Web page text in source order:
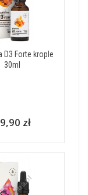
D3 Forte krople
30ml
zł